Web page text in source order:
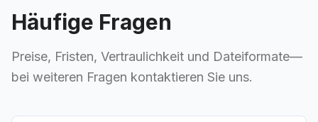
Häufige Fragen
Preise, Fristen, Vertraulichkeit und Dateiformate—
bei weiteren Fragen kontaktieren Sie uns.